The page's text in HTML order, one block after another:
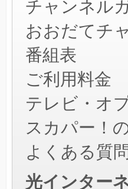
チャンネル
おおだてチ
番組表
ご利用料金
テレビ・オ
スカパー！
よくある質問
光インター